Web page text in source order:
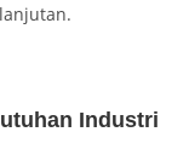
Industri